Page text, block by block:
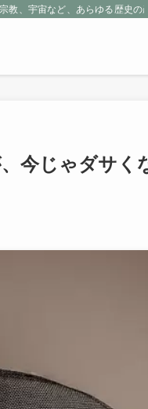
、宇宙など、あらゆる歴史
今じゃダサく